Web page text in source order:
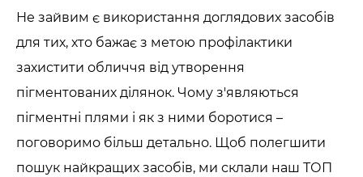
Не зайвим є використання доглядових засобів
для тих, хто бажає з метою профілактики
захистити обличчя від утворення
пігментованих ділянок. Чому з'являються
пігментні плями і як з ними боротися –
поговоримо більш детально. Щоб полегшити
пошук найкращих засобів, ми склали наш ТОП